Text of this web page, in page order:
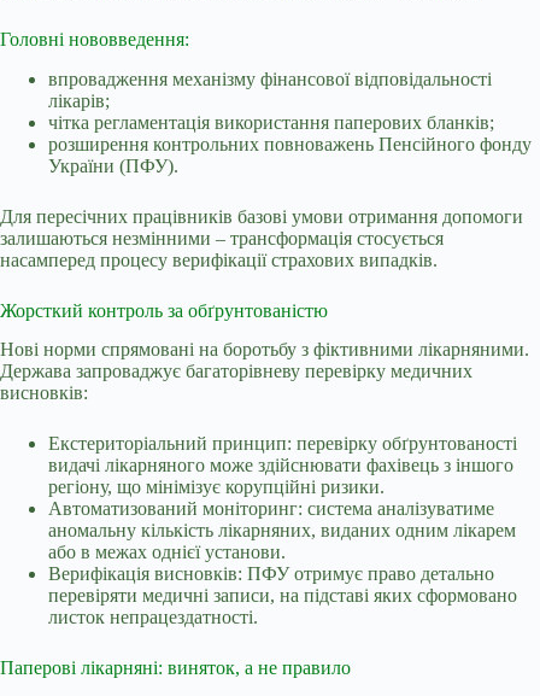
Головні нововведення:
впровадження механізму фінансової відповідальності
лікарів;
чітка регламентація використання паперових бланків;
розширення контрольних повноважень Пенсійного фонду
України (ПФУ).
Для пересічних працівників базові умови отримання допомоги
залишаються незмінними – трансформація стосується
насамперед процесу верифікації страхових випадків.
Жорсткий контроль за обґрунтованістю
Нові норми спрямовані на боротьбу з фіктивними лікарняними.
Держава запроваджує багаторівневу перевірку медичних
висновків:
Екстериторіальний принцип: перевірку обґрунтованості
видачі лікарняного може здійснювати фахівець з іншого
регіону, що мінімізує корупційні ризики.
Автоматизований моніторинг: система аналізуватиме
аномальну кількість лікарняних, виданих одним лікарем
або в межах однієї установи.
Верифікація висновків: ПФУ отримує право детально
перевіряти медичні записи, на підставі яких сформовано
листок непрацездатності.
Паперові лікарняні: виняток, а не правило